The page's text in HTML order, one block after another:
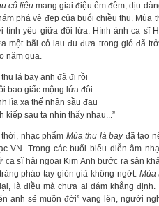
cô liêu mang giai điệu êm đềm, dịu
phá vẻ đẹp của buổi chiều thu. Mùa
tình yêu giữa đôi lứa. Hình ảnh ca sĩ
một bãi cỏ lau đu đưa trong gió đã
năm qua.
thu lá bay anh đã đi rồi
bao giấc mộng lứa đôi
lìa xa thế nhân sầu đau
kiếp sau ta nhìn thấy nhau...”
nhạc phẩm Mùa thu lá bayđã tạo
VN. Trong các buổi biểu diễn âm
ca sĩ hải ngoại Kim Anh bước ra sân
pháo tay giòn giã không ngớt. Mùa
là điều mà chưa ai dám khẳng
anh sẽ muôn đời” vang lên, người